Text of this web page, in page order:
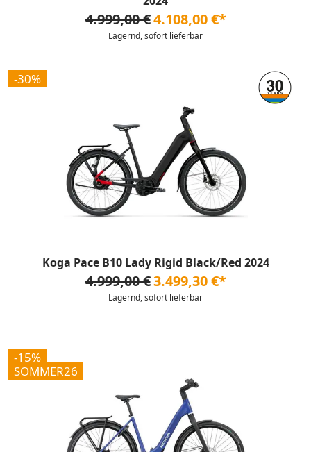
4.999,00 €4.108,00 €*
Lagernd, sofort lieferbar
-30%
Koga Pace B10 Lady Rigid Black/Red 2024
4.999,00 €3.499,30 €*
Lagernd, sofort lieferbar
-15%
SOMMER26